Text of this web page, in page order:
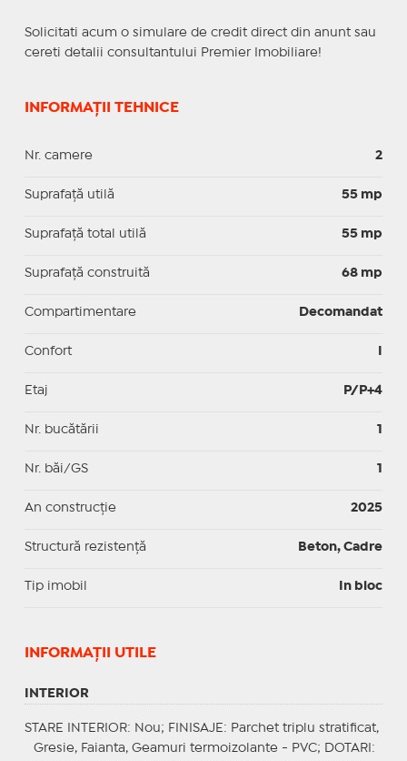
Solicitati acum o simulare de credit direct din anunt sau
cereti detalii consultantului Premier Imobiliare!
INFORMAȚII TEHNICE
Nr. camere 2
Suprafaţă utilă 55 mp
Suprafaţă total utilă 55 mp
Suprafaţă construită 68 mp
Compartimentare Decomandat
Confort
Etaj P/P+4
Nr. bucătării 1
Nr. băi/GS 1
An construcție 2025
Structură rezistență Beton, Cadre
Tip imobil In bloc
INFORMAŢII UTILE
INTERIOR
STARE INTERIOR: Nou; FINISAJE : Parchet triplu stratificat,
Gresie, Faianta, Geamuri termoizolante - PVC;
DOTARI :